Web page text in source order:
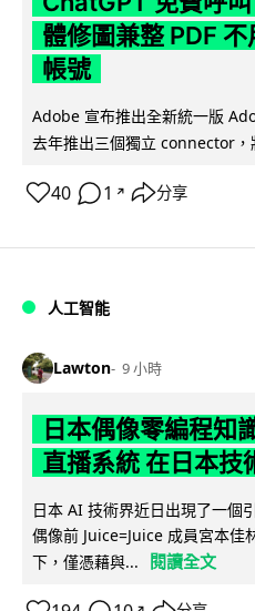
體修圖兼整 PDF
帳號
Adobe 宣布推出全新統一版
去年推出三個獨立 connector
40 1 ↗ 分享
人工智能
Lawton 9 小時
日本偶像零編程知
直播系統 在日本技
日本 AI 技術界近日出現了一個
偶像前 Juice=Juice 成員宮本佳
下，僅憑藉與...
閱讀全文